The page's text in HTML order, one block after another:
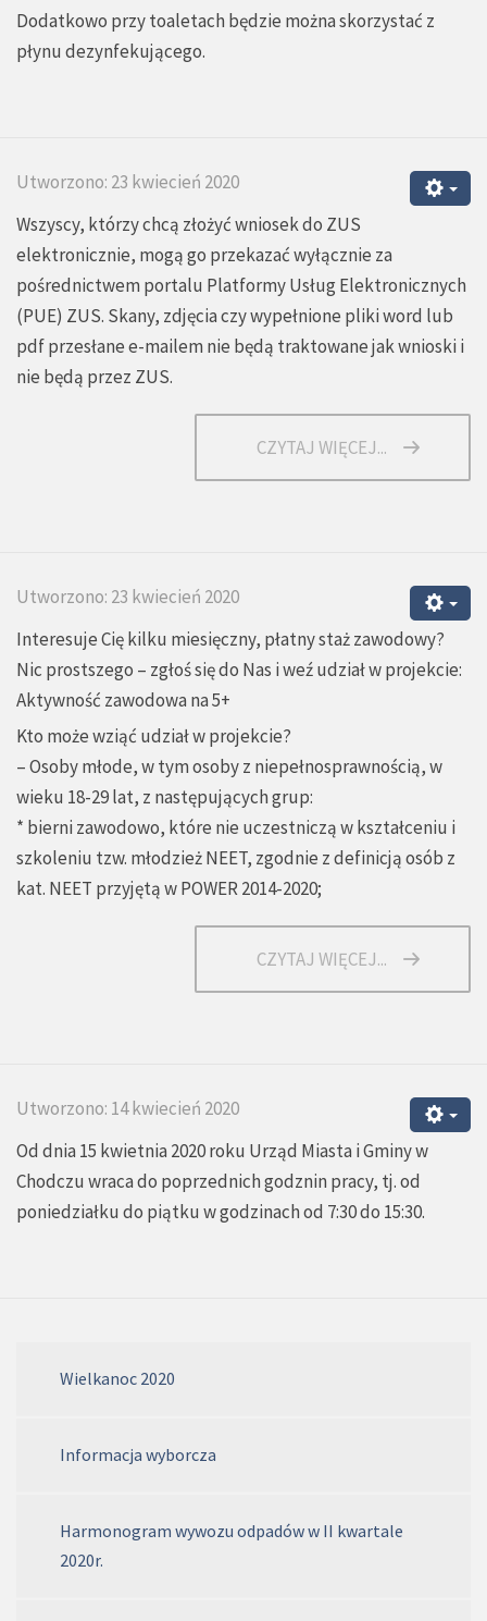
Dodatkowo przy toaletach będzie można skorzystać z
płynu dezynfekującego.
Utworzono: 23 kwiecień 2020
Wszyscy, którzy chcą złożyć wniosek do ZUS
elektronicznie, mogą go przekazać wyłącznie za
pośrednictwem portalu Platformy Usług Elektronicznych
(PUE) ZUS. Skany, zdjęcia czy wypełnione pliki word lub
pdf przesłane e-mailem nie będą traktowane jak wnioski i
nie będą przez ZUS.
CZYTAJ WIĘCEJ...
Utworzono: 23 kwiecień 2020
Interesuje Cię kilku miesięczny, płatny staż zawodowy?
Nic prostszego – zgłoś się do Nas i weź udział w projekcie:
Aktywność zawodowa na 5+
Kto może wziąć udział w projekcie?
– Osoby młode, w tym osoby z niepełnosprawnością, w
wieku 18-29 lat, z następujących grup:
* bierni zawodowo, które nie uczestniczą w kształceniu i
szkoleniu tzw. młodzież NEET, zgodnie z definicją osób z
kat. NEET przyjętą w POWER 2014-2020;
CZYTAJ WIĘCEJ...
Utworzono: 14 kwiecień 2020
Od dnia 15 kwietnia 2020 roku Urząd Miasta i Gminy w
Chodczu wraca do poprzednich godznin pracy, tj. od
poniedziałku do piątku w godzinach od 7:30 do 15:30.
Wielkanoc 2020
Informacja wyborcza
Harmonogram wywozu odpadów w II kwartale
2020r.